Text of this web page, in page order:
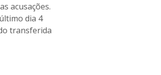
acusações.
dia 4
transferida